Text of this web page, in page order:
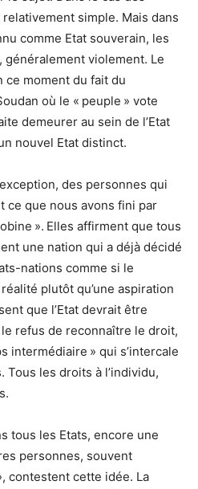
simple. Mais dans
comme Etat souverain, les
violement. Le
moment du fait du
où le « peuple » vote
demeurer au sein de l’Etat
nouvel Etat distinct.
des personnes qui
ce que nous avons fini par
». Elles affirment que tous
une nation qui a déjà décidé
nations comme si le
plutôt qu’une aspiration
que l’Etat devrait être
refus de reconnaître le droit,
intermédiaire » qui s’intercale
Tous les droits à l’individu,
tous les Etats, encore une
personnes, souvent
contestent cette idée. La